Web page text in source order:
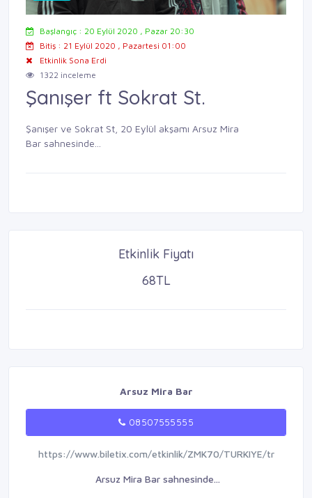
Başlangıç : 20 Eylül 2020 , Pazar 20:30
Bitiş : 21 Eylül 2020 , Pazartesi 01:00
Etkinlik Sona Erdi
1322 inceleme
Şanışer ft Sokrat St.
Şanışer ve Sokrat St, 20 Eylül akşamı Arsuz Mira
Bar sahnesinde...
Etkinlik Fiyatı
68TL
Arsuz Mira Bar
08507555555
https://www.biletix.com/etkinlik/ZMK70/TURKIYE/tr
Arsuz Mira Bar sahnesinde...